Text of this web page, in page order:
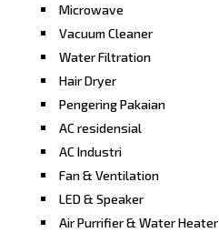
Microwave
Vacuum Cleaner
Water Filtration
Hair Dryer
Pengering Pakaian
AC residensial
AC Industri
Fan & Ventilation
LED & Speaker
Air Purrifier & Water Heater